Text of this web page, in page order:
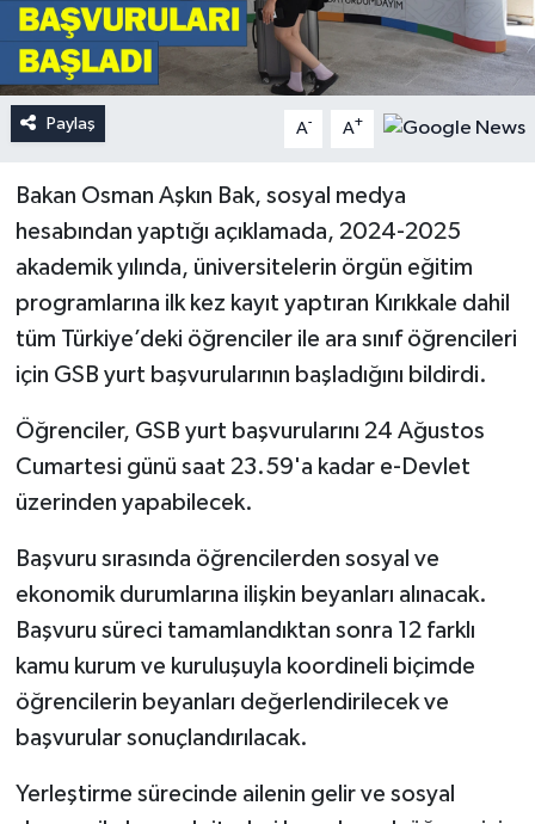
Paylaş A- A+
Bakan Osman Aşkın Bak, sosyal medya
hesabından yaptığı açıklamada, 2024-2025
akademik yılında, üniversitelerin örgün eğitim
programlarına ilk kez kayıt yaptıran Kırıkkale dahil
tüm Türkiye’deki öğrenciler ile ara sınıf öğrencileri
için GSB yurt başvurularının başladığını bildirdi.
Öğrenciler, GSB yurt başvurularını 24 Ağustos
Cumartesi günü saat 23.59'a kadar e-Devlet
üzerinden yapabilecek.
Başvuru sırasında öğrencilerden sosyal ve
ekonomik durumlarına ilişkin beyanları alınacak.
Başvuru süreci tamamlandıktan sonra 12 farklı
kamu kurum ve kuruluşuyla koordineli biçimde
öğrencilerin beyanları değerlendirilecek ve
başvurular sonuçlandırılacak.
Yerleştirme sürecinde ailenin gelir ve sosyal